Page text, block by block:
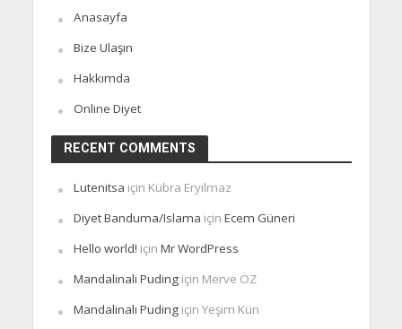
Anasayfa
Bize Ulaşın
Hakkımda
Online Diyet
RECENT COMMENTS
Lutenitsa için Kübra Eryılmaz
Diyet Banduma/Islama için Ecem Güneri
Hello world! için Mr WordPress
Mandalinalı Pudingiçin Merve ÖZ
Mandalinalı Pudingiçin Yeşim Kün